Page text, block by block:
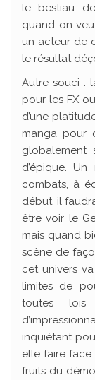
le bestiau
quand on
un acteur de
le résultat
Autre souci :
pour les FX
d’une
manga pour
globalement
d’épique.
combats, à
début, il
être voir le
mais quand
scène de
cet univers
limites de
toutes
inquiétant
elle faire face
fruits du